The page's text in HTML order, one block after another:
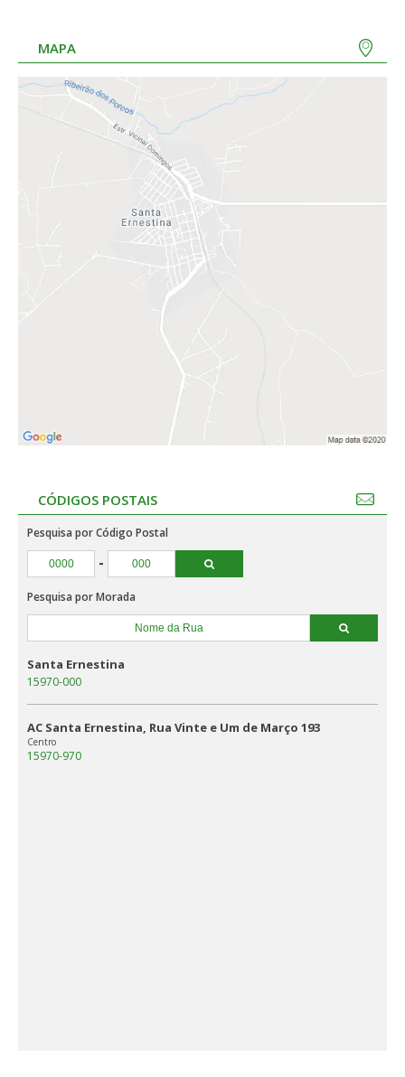
MAPA
CÓDIGOS POSTAIS
Pesquisa por Código Postal
-
Pesquisa por Morada
Santa Ernestina
15970-000
AC Santa Ernestina, Rua Vinte e Um de Março 193
Centro
15970-970